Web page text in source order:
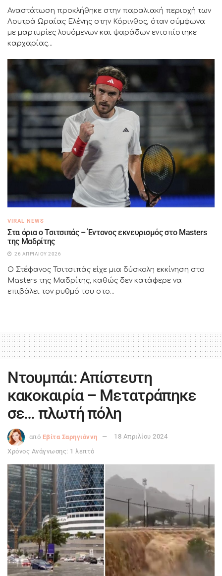
Αναστάτωση προκλήθηκε στην παραλιακή περιοχή των
Λουτρά Ωραίας Ελένης στην Κόρινθος, όταν σύμφωνα
με μαρτυρίες λουόμενων και ψαράδων εντοπίστηκε
καρχαρίας...
VIRAL NEWS
Στα όρια ο Τσιτσιπάς – Έντονος εκνευρισμός στο Masters
της Μαδρίτης
26 ΑΠΡΙΛΊΟΥ 2026
Ο Στέφανος Τσιτσιπάς είχε μια δύσκολη εκκίνηση στο
Masters της Μαδρίτης, καθώς δεν κατάφερε να
επιβάλει τον ρυθμό του στο...
Ντουμπάι: Απίστευτη
κακοκαιρία – Μετατράπηκε
σε… πλωτή πόλη
από Εβίτα Σαρηγιάννη
18 Απριλίου 2024
Χρόνος Ανάγνωσης: 1 λεπτό